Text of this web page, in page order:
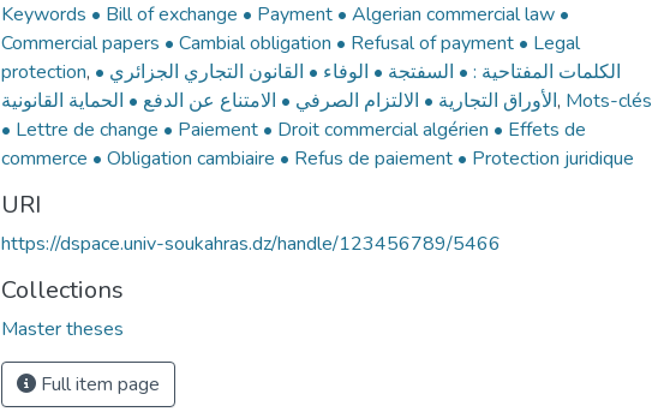
Keywords • Bill of exchange • Payment • Algerian commercial law •
Commercial papers • Cambial obligation • Refusal of payment • Legal
protection, الكلمات المفتاحية : • السفتجة • الوفاء • القانون التجاري الجزائري •
الأوراق التجارية • الالتزام الصرفي • الامتناع عن الدفع • الحماية القانونية, Mots-clés
• Lettre de change • Paiement • Droit commercial algérien • Effets de
commerce • Obligation cambiaire • Refus de paiement • Protection juridique
URI
https://dspace.univ-soukahras.dz/handle/123456789/5466
Collections
Master theses
Full item page